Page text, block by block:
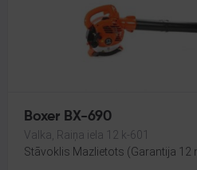
Boxer BX-690
Valka, Raiņa iela 12 k-601
Stāvoklis Mazlietots (Garantija 12